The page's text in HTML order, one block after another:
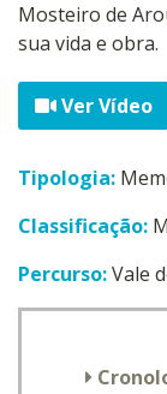
Mosteiro de
sua vida e obra.
Ver Vídeo
Tipologia:
Classificação:
Percurso:Vale